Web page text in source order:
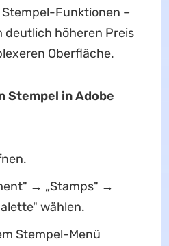
Funktionen –
deutlich höheren Preis
Oberfläche.
Stempel in Adobe
→ „Stamps" →
wählen.
Stempel-Menü